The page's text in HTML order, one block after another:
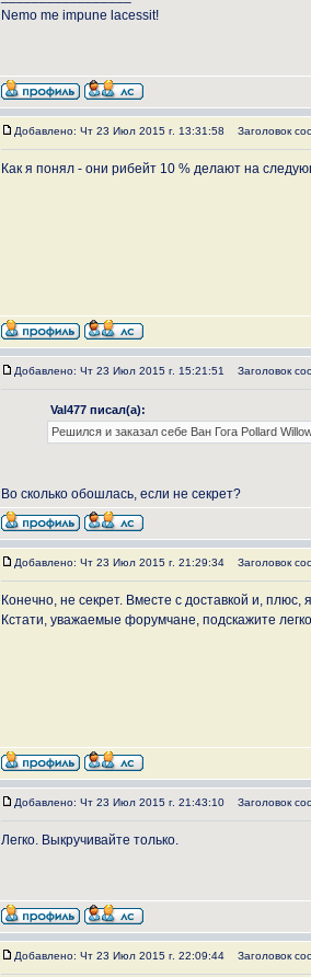
Nemo me impune lacessit!
Добавлено: Чт 23 Июл 2015 г. 13:31:58 Заголовок
Как я понял - они рибейт 10 % делают на
Добавлено: Чт 23 Июл 2015 г. 15:21:51 Заголовок
Val477 писал(а):
Решился и заказал себе Ван Гога Pollard
Во сколько обошлась, если не секрет?
Добавлено: Чт 23 Июл 2015 г. 21:29:34 Заголовок
Конечно, не секрет. Вместе с доставкой и,
Кстати, уважаемые форумчане, подскажите
Добавлено: Чт 23 Июл 2015 г. 21:43:10 Заголовок
Легко. Выкручивайте только.
Добавлено: Чт 23 Июл 2015 г. 22:09:44 Заголовок